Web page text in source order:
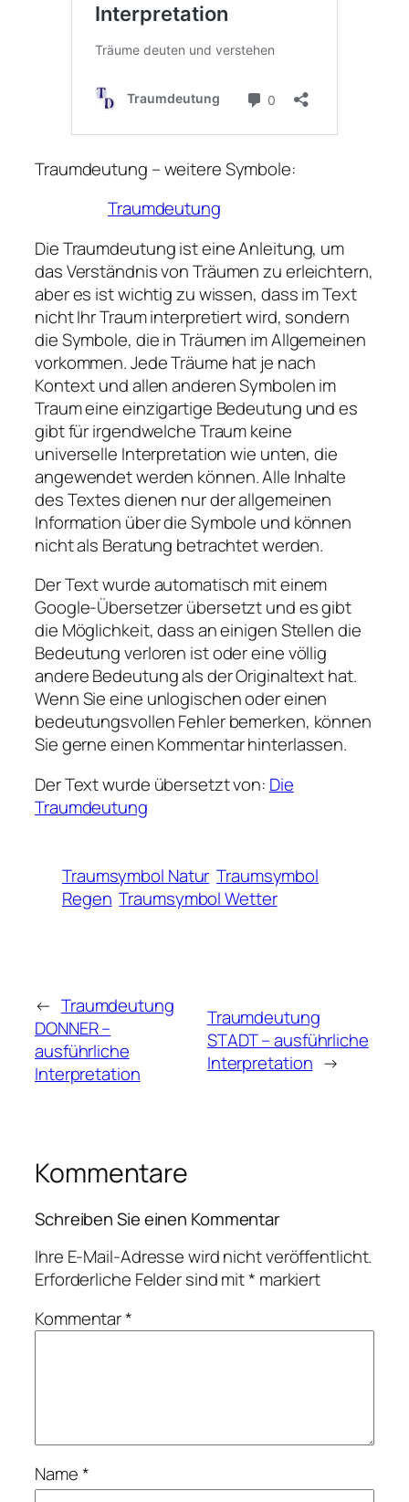
Traumdeutung – weitere Symbole:
Traumdeutung
Die Traumdeutung ist eine Anleitung, um
das Verständnis von Träumen zu erleichtern,
aber es ist wichtig zu wissen, dass im Text
nicht Ihr Traum interpretiert wird, sondern
die Symbole, die in Träumen im Allgemeinen
vorkommen. Jede Träume hat je nach
Kontext und allen anderen Symbolen im
Traum eine einzigartige Bedeutung und es
gibt für irgendwelche Traum keine
universelle Interpretation wie unten, die
angewendet werden können. Alle Inhalte
des Textes dienen nur der allgemeinen
Information über die Symbole und können
nicht als Beratung betrachtet werden.
Der Text wurde automatisch mit einem
Google-Übersetzer übersetzt und es gibt
die Möglichkeit, dass an einigen Stellen die
Bedeutung verloren ist oder eine völlig
andere Bedeutung als der Originaltext hat.
Wenn Sie eine unlogischen oder einen
bedeutungsvollen Fehler bemerken, können
Sie gerne einen Kommentar hinterlassen.
Der Text wurde übersetzt von: Die
Traumdeutung
Traumsymbol Natur Traumsymbol
Regen Traumsymbol Wetter
← Traumdeutung
DONNER –
ausführliche
Interpretation
Traumdeutung
STADT – ausführliche
Interpretation →
Kommentare
Schreiben Sie einen Kommentar
Ihre E-Mail-Adresse wird nicht veröffentlicht.
Erforderliche Felder sind mit* markiert
Kommentar*
Name*